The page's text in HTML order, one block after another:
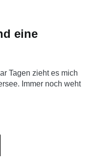
eine
Tagen zieht es mich
Immer noch weht